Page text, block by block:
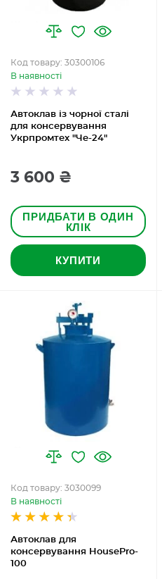
Автоклав із чорної сталі
для консервування
Укрпромтех "Че-24"
Код товару: 30300106
В наявності
3 600 ₴
ПРИДБАТИ В ОДИН
КЛІК
КУПИТИ
Автоклав для
консервування HousePro-
100
Код товару: 3030099
В наявності